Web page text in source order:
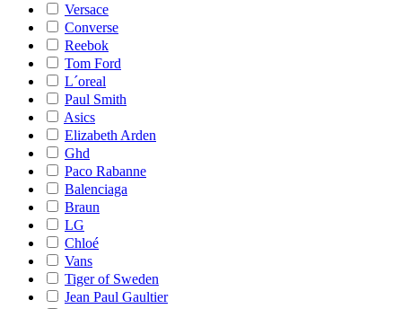
Versace
Converse
Reebok
Tom Ford
L´oreal
Paul Smith
Asics
Elizabeth Arden
Ghd
Paco Rabanne
Balenciaga
Braun
LG
Chloé
Vans
Tiger of Sweden
Jean Paul Gaultier